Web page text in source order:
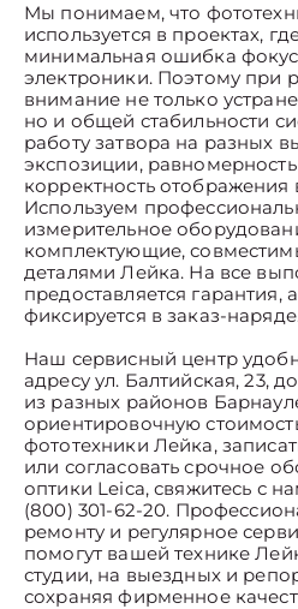
Мы понимаем, что
используется в проектах,
минимальная ошибка
электроники. Поэтому при
внимание не только
но и общей стабильности
работу затвора на разных
экспозиции, равномерность
корректность отображения
Используем
измерительное
комплектующие,
деталями Лейка. На все
предоставляется
фиксируется в заказ-
Наш сервисный центр
адресу ул. Балтийская, 23,
из разных районов
ориентировочную
фототехники Лейка,
или согласовать срочное
оптики Leica, свяжитесь с
(800) 301-62-20.
ремонту и регулярное
помогут вашей технике
студии, на выездных и
сохраняя фирменное